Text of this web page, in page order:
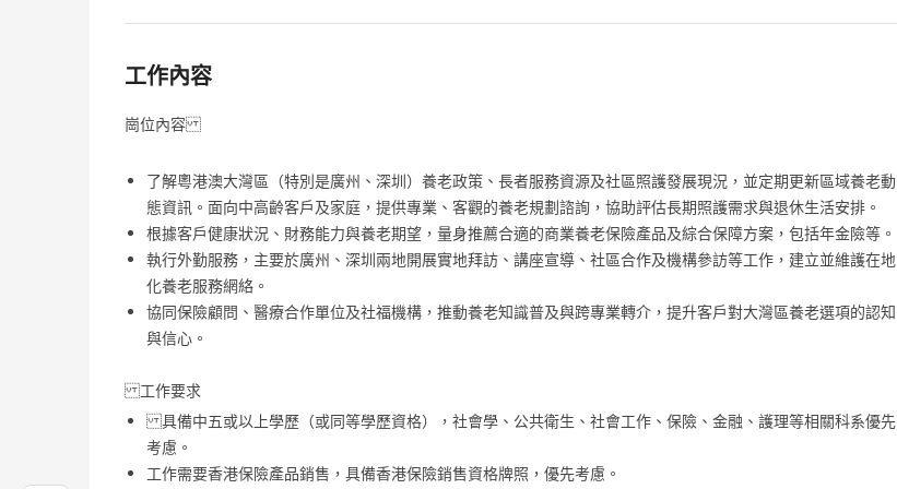
工作內容
崗位內容
了解粵港澳大灣區（特別是廣州、深圳）養老政策、長者服務資源及社區照護發展現況，並定期更新區域養老動
態資訊。面向中高齡客戶及家庭，提供專業、客觀的養老規劃諮詢，協助評估長期照護需求與退休生活安排。
根據客戶健康狀況、財務能力與養老期望，量身推薦合適的商業養老保險產品及綜合保障方案，包括年金險等。
執行外勤服務，主要於廣州、深圳兩地開展實地拜訪、講座宣導、社區合作及機構參訪等工作，建立並維護在地
化養老服務網絡。
協同保險顧問、醫療合作單位及社福機構，推動養老知識普及與跨專業轉介，提升客戶對大灣區養老選項的認知
與信心。
工作要求
具備中五或以上學歷（或同等學歷資格），社會學、公共衛生、社會工作、保險、金融、護理等相關科系優先
考慮。
工作需要香港保險產品銷售，具備香港保險銷售資格牌照，優先考慮。